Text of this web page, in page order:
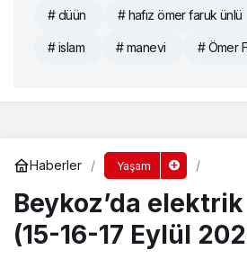
# düün # hafız ömer faruk ünlü
# islam # manevi # Ömer
Haberler Yaşam
Beykoz’da
(15-16-17 Eylül